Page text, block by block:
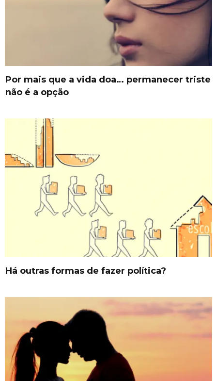
Por mais que a vida doa… permanecer triste
não é a opção
Há outras formas de fazer política?